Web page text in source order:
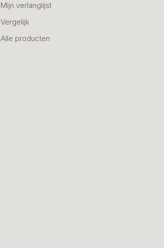
Mijn verlanglijst
Vergelijk
Alle producten